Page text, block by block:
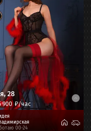
,28
900₽/час
00-24